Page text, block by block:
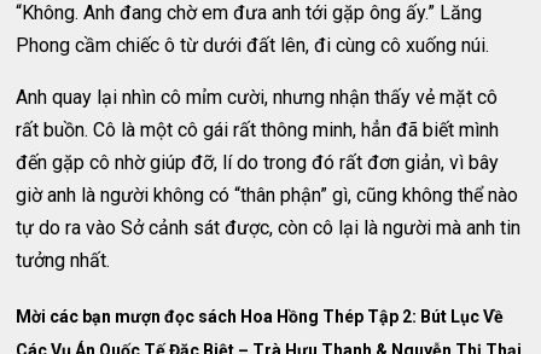
“Không. Anh đang chờ em đưa anh tới gặp ông ấy.” Lăng
Phong cầm chiếc ô từ dưới đất lên, đi cùng cô xuống núi.
Anh quay lại nhìn cô mỉm cười, nhưng nhận thấy vẻ mặt cô
rất buồn. Cô là một cô gái rất thông minh, hẳn đã biết mình
đến gặp cô nhờ giúp đỡ, lí do trong đó rất đơn giản, vì bây
giờ anh là người không có “thân phận” gì, cũng không thể nào
tự do ra vào Sở cảnh sát được, còn cô lại là người mà anh tin
tưởng nhất.
Mời các bạn mượn đọc sách Hoa Hồng Thép Tập 2: Bút Lục Về
Các Vụ Án Quốc Tế Đặc Biệt – Trà Hựu Thanh & Nguyễn Thị Thại